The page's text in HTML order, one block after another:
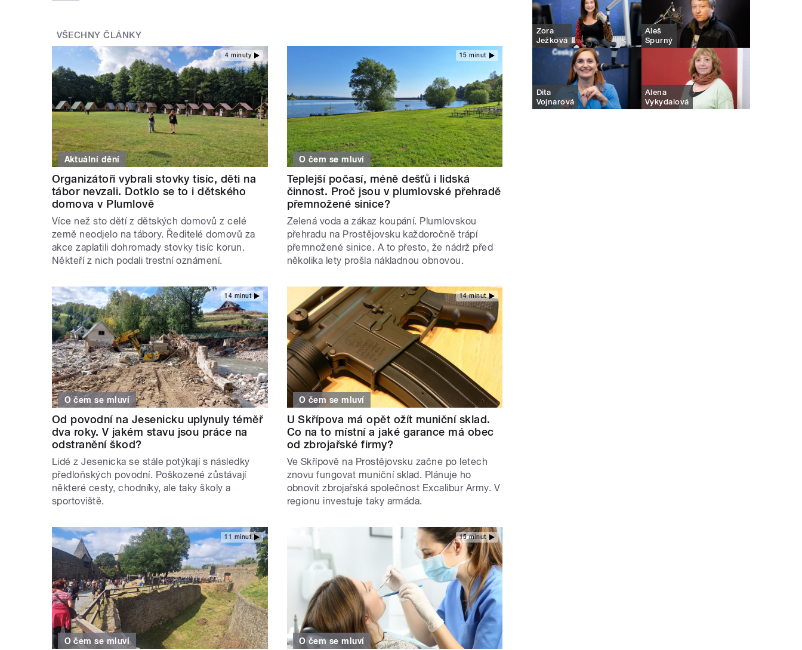
VŠECHNY ČLÁNKY
4 minuty
Aktuální dění
Organizátoři vybrali stovky tisíc, děti na
tábor nevzali. Dotklo se to i dětského
domova v Plumlově
Více než sto dětí z dětských domovů z celé
země neodjelo na tábory. Ředitelé domovů za
akce zaplatili dohromady stovky tisíc korun.
Někteří z nich podali trestní oznámení.
15 minut
O čem se mluví
Teplejší počasí, méně dešťů i lidská
činnost. Proč jsou v plumlovské přehradě
přemnožené sinice?
Zelená voda a zákaz koupání. Plumlovskou
přehradu na Prostějovsku každoročně trápí
přemnožené sinice. A to přesto, že nádrž před
několika lety prošla nákladnou obnovou.
14 minut
O čem se mluví
Od povodní na Jesenicku uplynuly téměř
dva roky. V jakém stavu jsou práce na
odstranění škod?
Lidé z Jesenicka se stále potýkají s následky
předloňských povodní. Poškozené zůstávají
některé cesty, chodníky, ale taky školy a
sportoviště.
14 minut
O čem se mluví
U Skřípova má opět ožít muniční sklad.
Co na to místní a jaké garance má obec
od zbrojařské firmy?
Ve Skřípově na Prostějovsku začne po letech
znovu fungovat muniční sklad. Plánuje ho
obnovit zbrojařská společnost Excalibur Army. V
regionu investuje taky armáda.
11 minut
O čem se mluví
15 minut
O čem se mluví
Zora
Ježková
Aleš
Spurný
Dita
Vojnarová
Alena
Vykydalová